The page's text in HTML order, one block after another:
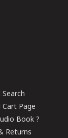
Search
Cart Page
Book ?
Returns